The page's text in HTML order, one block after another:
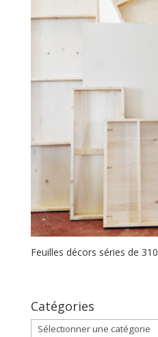
Feuilles décors séries de 310
Catégories
Catégories